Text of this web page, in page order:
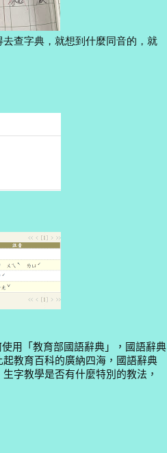
查字典，就想到什麼同音的，就
用「教育部國語辭典」，國語辭典
教育百科的廣納四海，國語辭典
字教學是否有什麼特別的教法，